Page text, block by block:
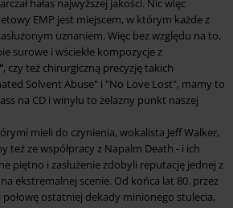
hałas najwyższej jakości. Nic więc
EMP jest miejscem, w którym każde z
uznaniem. Więc bez względu na to,
surowe i wściekłe kompozycje z
, czy też chirurgiczną precyzję takich
Solvent Abuse" i "No Love Lost", mamy to
na CD i winylu to żelazny punkt naszej
mieli do czynienia, wokalista Jeff Walker,
też ze współpracy z Napalm Death - i ich
piętno i zasłużenie zdobyli reputację jednej z
ekstremalnej scenie. Od końca lat 80. przez
połowę ostatniej dekady minionego stulecia,